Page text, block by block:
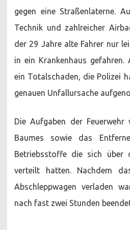
gegen eine Straßenlaterne.
Technik und zahlreicher
der 29 Jahre alte Fahrer nur
in ein Krankenhaus gefahren.
ein Totalschaden, die Polizei
genauen Unfallursache
Die Aufgaben der
Baumes sowie das
Betriebsstoffe die sich über
verteilt hatten. Nachdem
Abschleppwagen verladen
nach fast zwei Stunden